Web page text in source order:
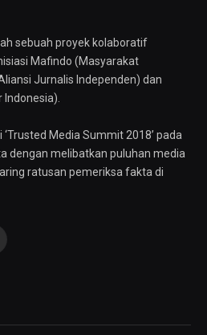
sebuah proyek kolaboratif
Mafindo (Masyarakat
Jurnalis Independen) dan
Media Summit 2018’ pada
dengan melibatkan puluhan media
ratusan pemeriksa fakta di